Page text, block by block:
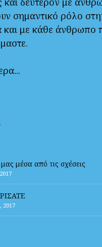
σημαντικό ρόλο
και με κάθε άνθρωπο
μέσα από τις σχέσεις
2017